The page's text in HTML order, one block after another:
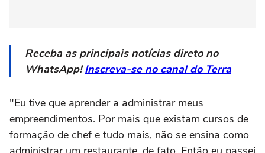
Receba as principais notícias direto no
WhatsApp!Inscreva-se no canal do Terra
"Eu tive que aprender a administrar meus
empreendimentos. Por mais que existam cursos de
formação de chef e tudo mais, não se ensina como